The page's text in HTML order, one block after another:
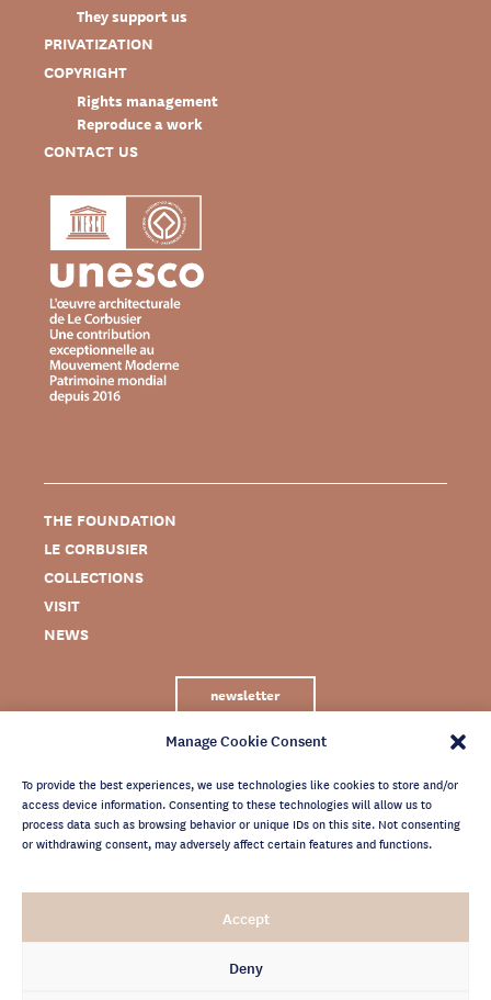
Manage Cookie Consent
To provide the best experiences, we use technologies like cookies to store and/or
access device information. Consenting to these technologies will allow us to
process data such as browsing behavior or unique IDs on this site. Not consenting
or withdrawing consent, may adversely affect certain features and functions.
Accept
Deny
They support us
PRIVATIZATION
COPYRIGHT
Rights management
Reproduce a work
CONTACT US
THE FOUNDATION
LE CORBUSIER
COLLECTIONS
VISIT
NEWS
newsletter
LEGAL NOTICE
PRIVACY POLICY
CREDITS
NEWSLETTER ARCHIVES